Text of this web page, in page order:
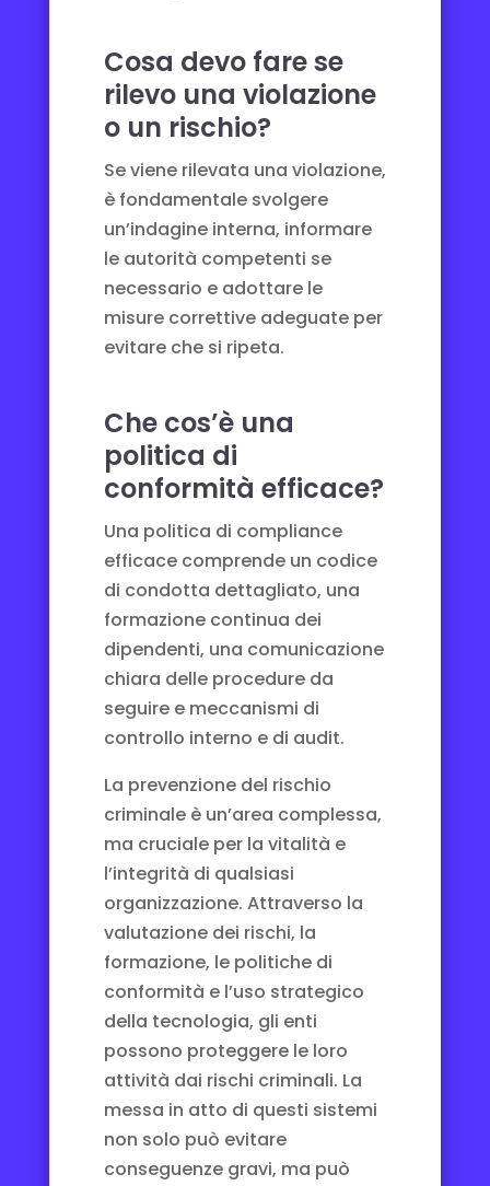
Cosa devo fare se
rilevo una violazione
o un rischio?
Se viene rilevata una violazione,
è fondamentale svolgere
un’indagine interna, informare
le autorità competenti se
necessario e adottare le
misure correttive adeguate per
evitare che si ripeta.
Che cos’è una
politica di
conformità efficace?
Una politica di compliance
efficace comprende un codice
di condotta dettagliato, una
formazione continua dei
dipendenti, una comunicazione
chiara delle procedure da
seguire e meccanismi di
controllo interno e di audit.
La prevenzione del rischio
criminale è un’area complessa,
ma cruciale per la vitalità e
l’integrità di qualsiasi
organizzazione. Attraverso la
valutazione dei rischi, la
formazione, le politiche di
conformità e l’uso strategico
della tecnologia, gli enti
possono proteggere le loro
attività dai rischi criminali. La
messa in atto di questi sistemi
non solo può evitare
conseguenze gravi, ma può